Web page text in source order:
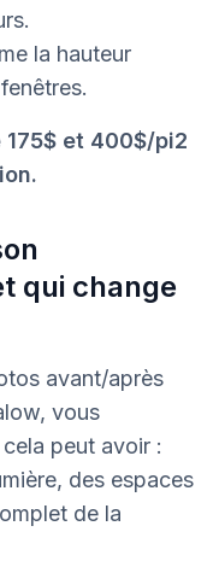
la hauteur
175$ et 400$/pi2
qui change
avant/après
vous
peut avoir :
des espaces
de la